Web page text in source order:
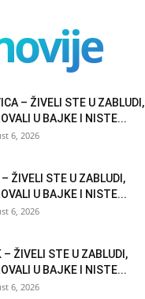
– ŽIVELI STE U ZABLUDI,
U BAJKE I NISTE...
6, 2026
– ŽIVELI STE U ZABLUDI,
U BAJKE I NISTE...
6, 2026
– ŽIVELI STE U ZABLUDI,
U BAJKE I NISTE...
6, 2026